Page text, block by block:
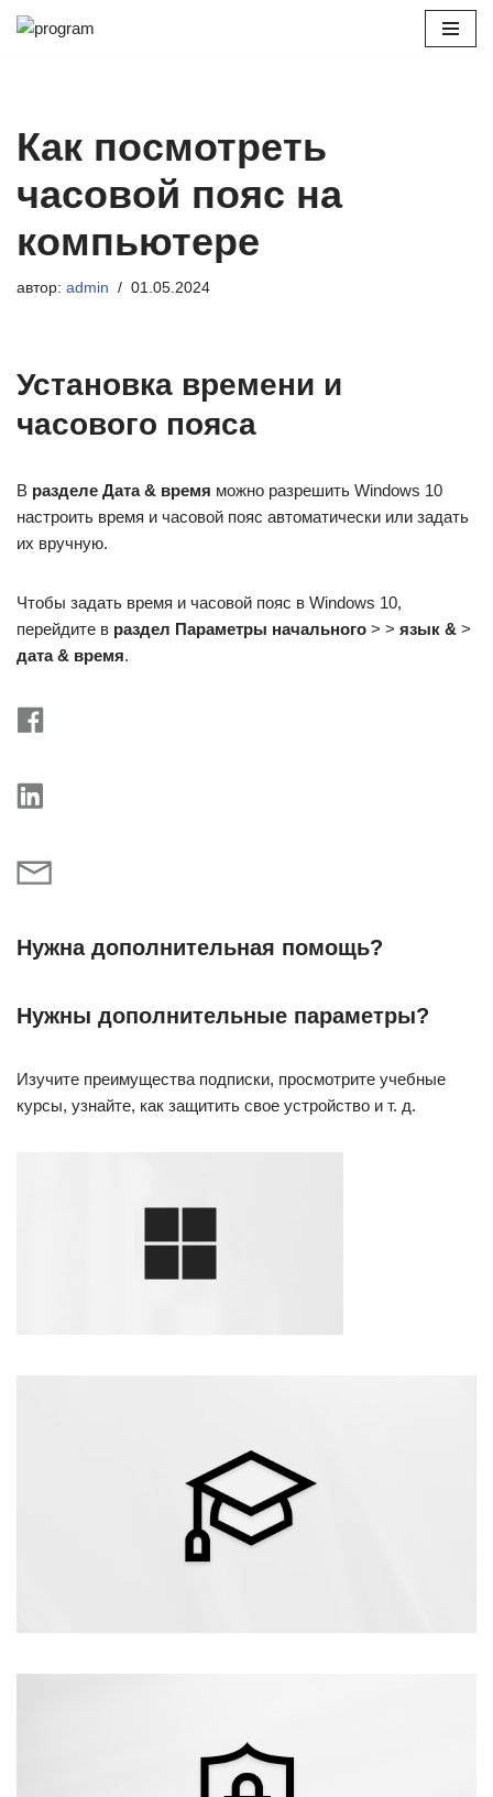
Как посмотреть
часовой пояс на
компьютере
автор: admin 01.05.2024
Установка времени и
часового пояса
В разделе Дата & время можно разрешить Windows 10
настроить время и часовой пояс автоматически или задать
их вручную.
Чтобы задать время и часовой пояс в Windows 10,
перейдите в раздел Параметры начального > > язык & >
дата & время.
Нужна дополнительная помощь?
Нужны дополнительные параметры?
Изучите преимущества подписки, просмотрите учебные
курсы, узнайте, как защитить свое устройство и т. д.